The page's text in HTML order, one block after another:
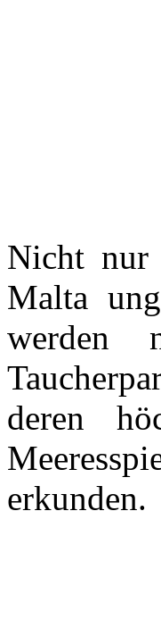
Nicht nur
Malta
werden
deren
erkunden.